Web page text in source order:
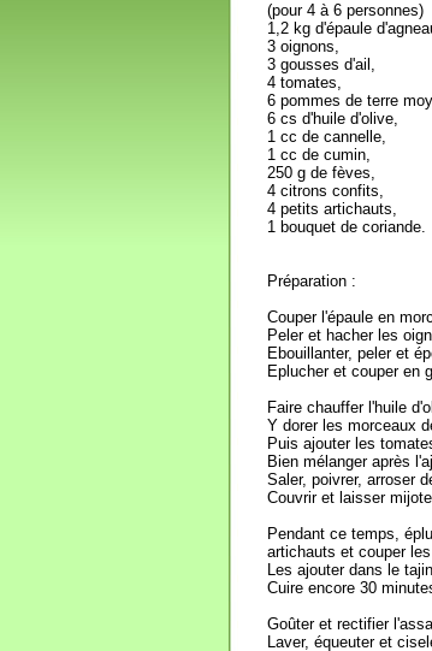
(pour 4 à 6 personnes)
1,2 kg d'épaule
3 oignons,
3 gousses d'ail,
4 tomates,
6 pommes de terre
6 cs d'huile d'olive,
1 cc de cannelle,
1 cc de cumin,
250 g de fèves,
4 citrons confits,
4 petits artichauts,
1 bouquet de coriande.
Préparation :
Couper l'épaule en
Peler et hacher les
Ebouillanter, peler et
Eplucher et couper en
Faire chauffer l'huile
Y dorer les morceaux
Puis ajouter les
Bien mélanger après
Saler, poivrer, arroser
Couvrir et laisser
Pendant ce temps,
artichauts et couper
Les ajouter dans le
Cuire encore 30
Goûter et rectifier
Laver, équeuter et